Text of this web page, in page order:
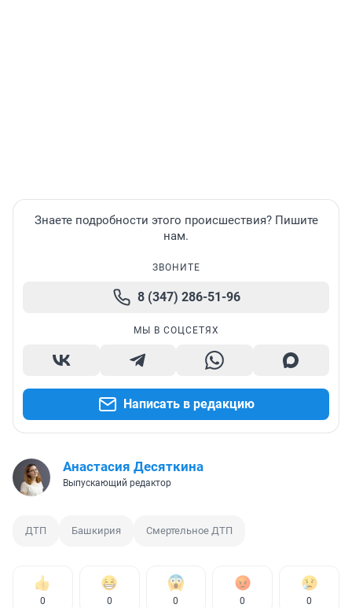
Знаете подробности этого происшествия? Пишите
нам.
ЗВОНИТЕ
8 (347) 286-51-96
МЫ В СОЦСЕТЯХ
Написать в редакцию
Анастасия Десяткина
Выпускающий редактор
ДТП Башкирия Смертельное ДТП
0 0 0 0 0